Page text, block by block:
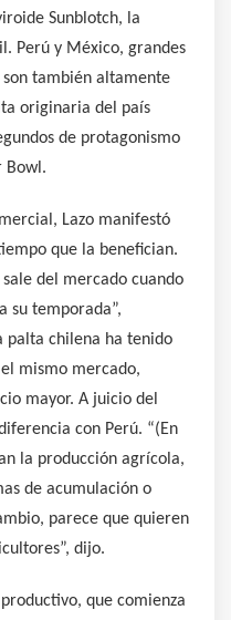
Sunblotch, la
Perú y México, grandes
también altamente
originaria del país
de protagonismo
Bowl.
Lazo manifestó
que la benefician.
del mercado cuando
su temporada”,
palta chilena ha tenido
mismo mercado,
mayor. A juicio del
con Perú. “(En
la producción agrícola,
de acumulación o
parece que quieren
dijo.
que comienza